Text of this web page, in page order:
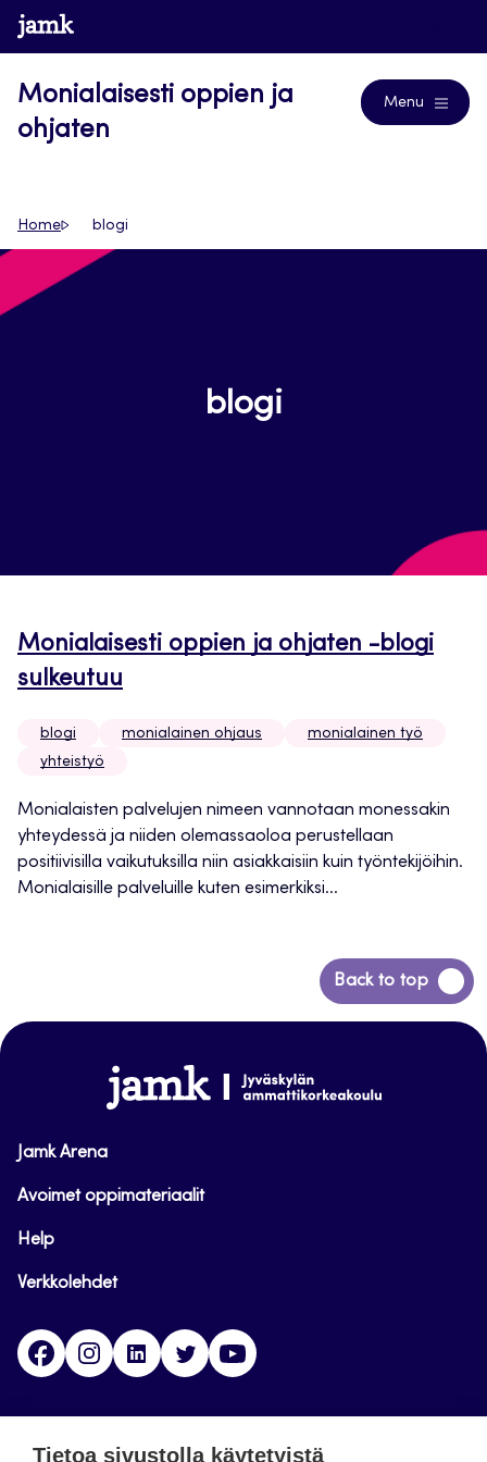
Siirry
suoraan
www.jamk.fi
Monialaisesti oppien ja
ohjaten
Menu
Home blogi
blogi
Monialaisesti oppien ja ohjaten -blogi
sulkeutuu
blogi monialainen ohjaus
monialainen työ
yhteistyö
Monialaisten palvelujen nimeen vannotaan monessakin
yhteydessä ja niiden olemassaoloa perustellaan
positiivisilla vaikutuksilla niin asiakkaisiin kuin työntekijöihin.
Monialaisille palveluille kuten esimerkiksi...
Back to top
Siirry
takaisin
www.jamk.fi
Jamk Arena
Avoimet oppimateriaalit
Help
Verkkolehdet
FacebookInstagramLinkedinTwitter
Tietoa sivustolla käytetyistä